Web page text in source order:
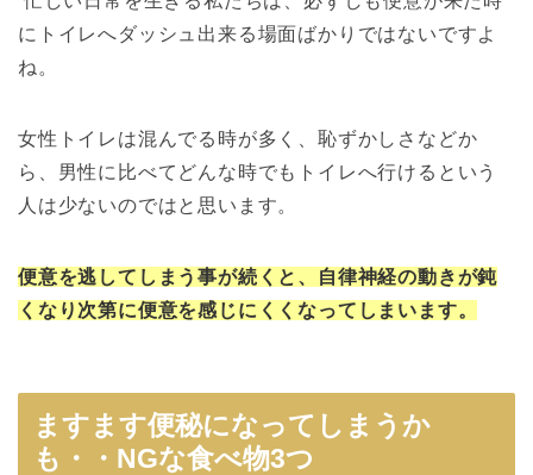
にトイレへダッシュ出来る場面ばかりではないですよ
ね。
女性トイレは混んでる時が多く、恥ずかしさなどか
ら、男性に比べてどんな時でもトイレへ行けるという
人は少ないのではと思います。
便意を逃してしまう事が続くと、自律神経の動きが鈍
くなり次第に便意を感じにくくなってしまいます。
ますます便秘になってしまうか
も・・NGな食べ物3つ